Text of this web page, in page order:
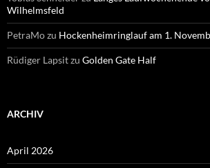
Wilhelmsfeld
PetraMozu Hockenheimringlauf am 1.
Rüdiger Lapsitzu Golden Gate Half
ARCHIV
April 2026